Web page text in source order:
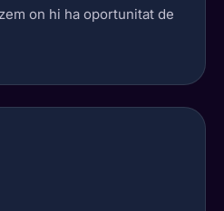
on hi ha oportunitat de